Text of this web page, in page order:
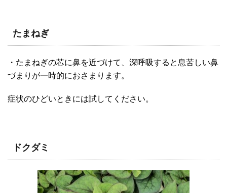
たまねぎ
・たまねぎの芯に鼻を近づけて、深呼吸すると息苦しい鼻
づまりが一時的におさまります。
症状のひどいときには試してください。
ドクダミ